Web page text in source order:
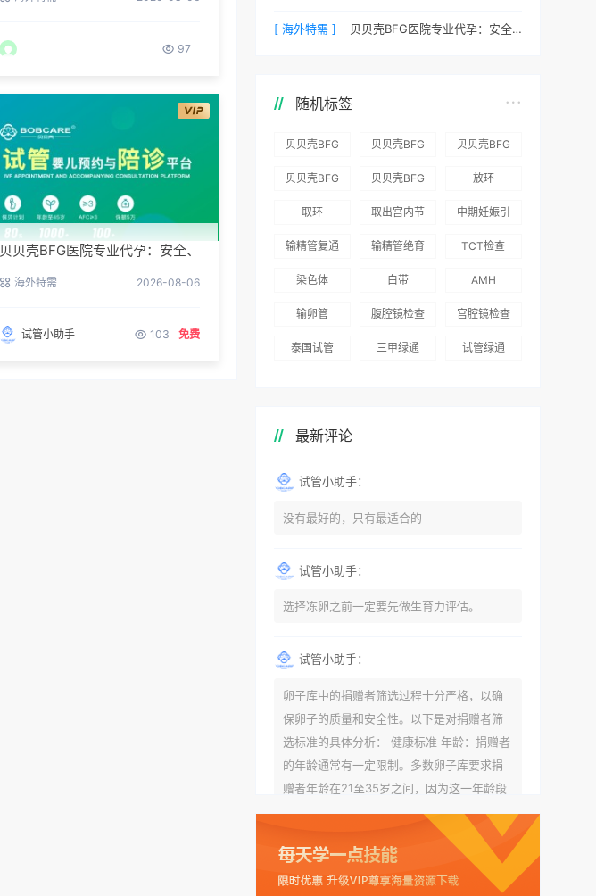
97
贝贝壳BFG医院专业代孕：安全、
海外特需 2026-08-06
试管小助手 103 免费
[ 海外特需 ] 贝贝壳BFG医院专业代孕：安全、合法、高效的生育解决方案
随机标签
贝贝壳BFG
坦就诊患者
贝贝壳BFG
96.3%，“医
得分最高
贝贝壳BFG
划”：抱娃
贝贝壳BFG
资源库志愿
贝贝壳BFG
海外辅助生
放环
取环
取出宫内节
中期妊娠引
输精管复通
输精管绝育
TCT检查
染色体 白带 AMH
输卵管 腹腔镜检查 宫腔镜检查
泰国试管 三甲绿通 试管绿通
最新评论
试管小助手：
没有最好的，只有最适合的
试管小助手：
选择冻卵之前一定要先做生育力评估。
试管小助手：
卵子库中的捐赠者筛选过程十分严格，以确
保卵子的质量和安全性。以下是对捐赠者筛
选标准的具体分析： 健康标准 年龄：捐赠者
的年龄通常有一定限制。多数卵子库要求捐
赠者年龄在21至35岁之间，因为这一年龄段
女性的卵子质量相对较高。不过，不同卵子
库的具体年龄要求可能有所不同。 身体质量
指数（BMI）：捐赠者的BMI通常需要在正常
范围内，以确保其身体健康状况良好。过高